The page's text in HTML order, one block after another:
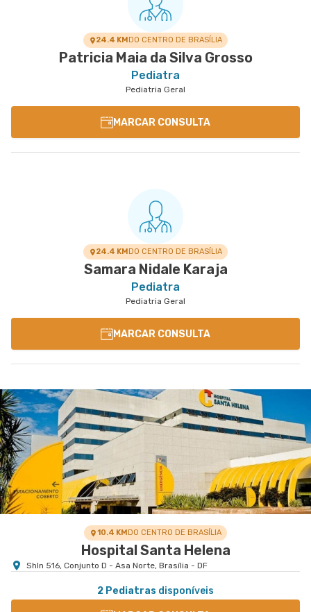
24.4 KMDO CENTRO DE BRASÍLIA
Patricia Maia da Silva Grosso
Pediatra
Pediatria Geral
MARCAR CONSULTA
24.4 KMDO CENTRO DE BRASÍLIA
Samara Nidale Karaja
Pediatra
Pediatria Geral
MARCAR CONSULTA
10.4 KMDO CENTRO DE BRASÍLIA
Hospital Santa Helena
Shln 516, Conjunto D - Asa Norte, Brasília - DF
2 Pediatras disponíveis